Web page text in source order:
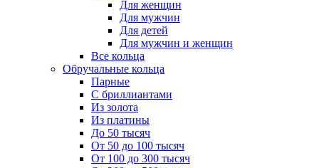
Для женщин
Для мужчин
Для детей
Для мужчин и женщин
Все кольца
Обручальные кольца
Парные
С бриллиантами
Из золота
Из платины
До 50 тысяч
От 50 до 100 тысяч
От 100 до 300 тысяч